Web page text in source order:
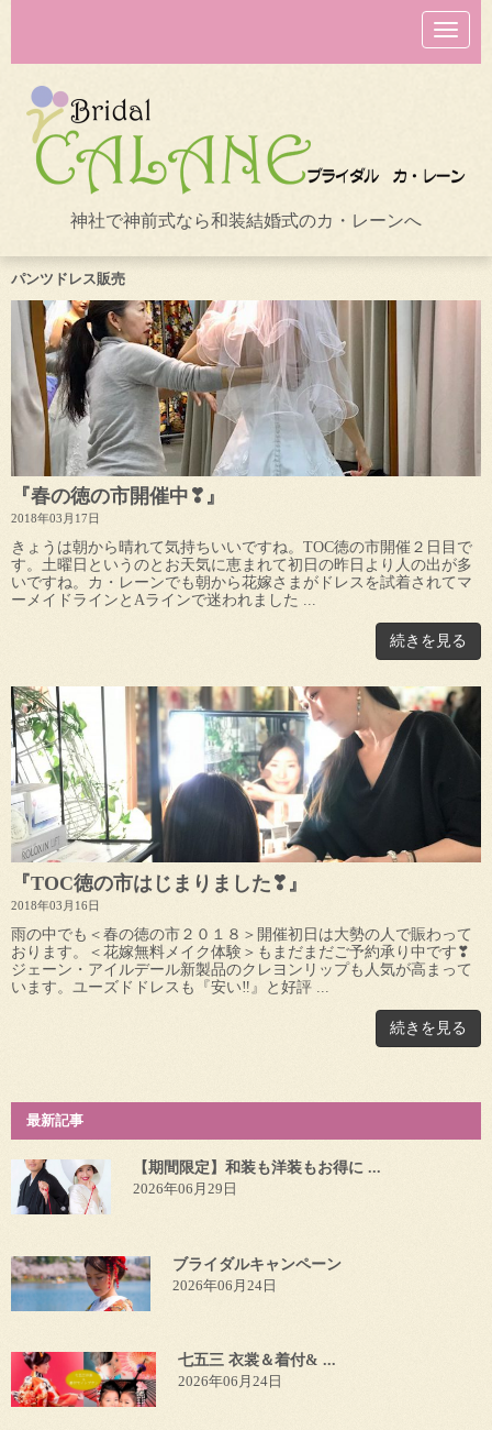
N
a
v
o
n
神社で神前式なら和装結婚式のカ・レーンへ
パンツドレス販売
『春の徳の市開催中❣』
2018年03月17日
きょうは朝から晴れて気持ちいいですね。TOC徳の市開催２日目で
す。土曜日というのとお天気に恵まれて初日の昨日より人の出が多
いですね。カ・レーンでも朝から花嫁さまがドレスを試着されてマ
ーメイドラインとAラインで迷われました ...
続きを見る
『TOC徳の市はじまりました❣』
2018年03月16日
雨の中でも＜春の徳の市２０１８＞開催初日は大勢の人で賑わって
おります。＜花嫁無料メイク体験＞もまだまだご予約承り中です❣
ジェーン・アイルデール新製品のクレヨンリップも人気が高まって
います。ユーズドドレスも『安い‼』と好評 ...
続きを見る
最新記事
【期間限定】和装も洋装もお得に ...
2026年06月29日
ブライダルキャンペーン
2026年06月24日
七五三 衣裳＆着付& ...
2026年06月24日